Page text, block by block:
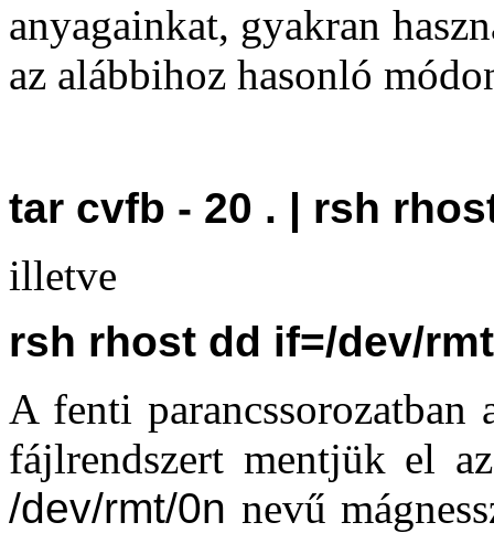
anyagainkat, gyakran
az alábbihoz hasonló
tar cvfb - 20 . | rsh
illetve
rsh rhost dd if=/dev/
A fenti parancssorozatban
fájlrendszert mentjük el
/dev/rmt/0n nevű